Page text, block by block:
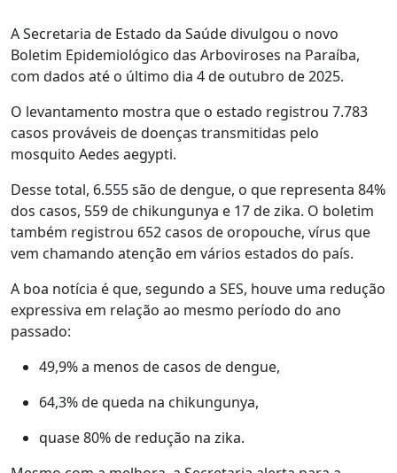
A Secretaria de Estado da Saúde divulgou o novo
Boletim Epidemiológico das Arboviroses na Paraíba,
com dados até o último dia 4 de outubro de 2025.
O levantamento mostra que o estado registrou 7.783
casos prováveis de doenças transmitidas pelo
mosquito Aedes aegypti.
Desse total, 6.555 são de dengue, o que representa 84%
dos casos, 559 de chikungunya e 17 de zika. O boletim
também registrou 652 casos de oropouche, vírus que
vem chamando atenção em vários estados do país.
A boa notícia é que, segundo a SES, houve uma redução
expressiva em relação ao mesmo período do ano
passado:
49,9% a menos de casos de dengue,
64,3% de queda na chikungunya,
quase 80% de redução na zika.